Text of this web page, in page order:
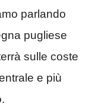
parlando
pugliese
sulle coste
e più